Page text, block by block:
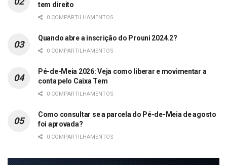
tem direito
0 COMPARTILHAMENTOS
Quando abre a inscrição do Prouni 2024.2?
0 COMPARTILHAMENTOS
Pé-de-Meia 2026: Veja como liberar e movimentar a
conta pelo Caixa Tem
0 COMPARTILHAMENTOS
Como consultar se a parcela do Pé-de-Meia de agosto
foi aprovada?
0 COMPARTILHAMENTOS